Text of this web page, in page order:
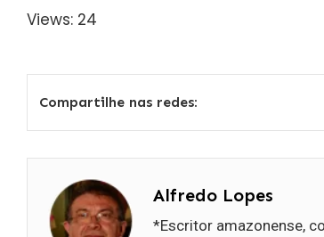
Views: 24
Compartilhe nas redes:
Alfredo Lopes
*Escritor amazonense,